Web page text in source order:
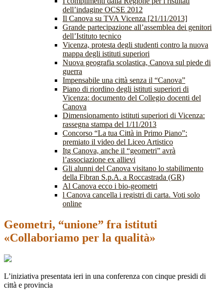
dell’indagine OCSE 2012
Il Canova su TVA Vicenza [21/11/2013]
Grande partecipazione all’assemblea dei genitori
dell’Istituto tecnico
Vicenza, protesta degli studenti contro la nuova
mappa degli istituti superiori
Nuova geografia scolastica, Canova sul piede di
guerra
Impensabile una città senza il “Canova”
Piano di riordino degli istituti superiori di
Vicenza: documento del Collegio docenti del
Canova
Dimensionamento istituti superiori di Vicenza:
rassegna stampa del 1/11/2013
Concorso “La tua Città in Primo Piano”:
premiato il video del Liceo Artistico
Itg Canova, anche il “geometri” avrà
l’associazione ex allievi
Gli alunni del Canova visitano lo stabilimento
della Fibran S.p.A. a Roccastrada (GR)
Al Canova ecco i bio-geometri
l Canova cancella i registri di carta. Voti solo
online
Geometri, “unione” fra istituti
«Collaboriamo per la qualità»
L’iniziativa presentata ieri in una conferenza con cinque presidi di
città e provincia